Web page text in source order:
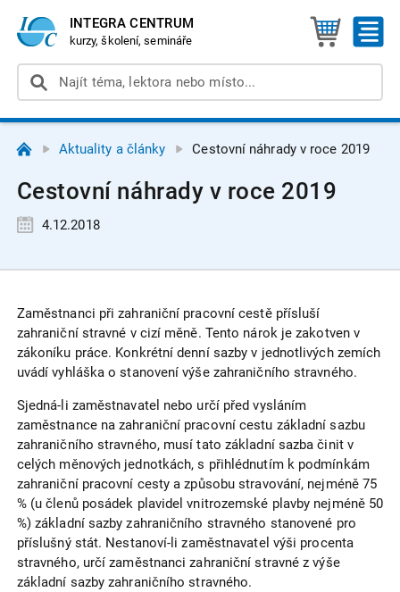
INTEGRA CENTRUM
kurzy, školení, semináře
Aktuality a články Cestovní náhrady v roce 2019
Cestovní náhrady v roce 2019
4.12.2018
Zaměstnanci při zahraniční pracovní cestě přísluší
zahraniční stravné v cizí měně. Tento nárok je zakotven v
zákoníku práce. Konkrétní denní sazby v jednotlivých zemích
uvádí vyhláška o stanovení výše zahraničního stravného.
Sjedná-li zaměstnavatel nebo určí před vysláním
zaměstnance na zahraniční pracovní cestu základní sazbu
zahraničního stravného, musí tato základní sazba činit v
celých měnových jednotkách, s přihlédnutím k podmínkám
zahraniční pracovní cesty a způsobu stravování, nejméně 75
% (u členů posádek plavidel vnitrozemské plavby nejméně 50
%) základní sazby zahraničního stravného stanovené pro
příslušný stát. Nestanoví-li zaměstnavatel výši procenta
stravného, určí zaměstnanci zahraniční stravné z výše
základní sazby zahraničního stravného.